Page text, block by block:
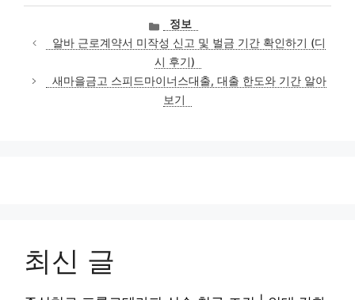
카
테
고
리
정보
알바 근로계약서 미작성 신고 및 벌금 기간 확인하기 (디
시 후기)
새마을금고 스피드마이너스대출, 대출 한도와 기간 알아
보기
최신 글